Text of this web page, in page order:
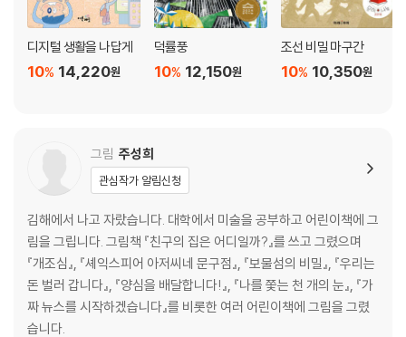
디지털 생활을 나답게
14,220원
10%
덕률풍
12,150원
10%
조선 비밀 마구간
10,350원
10%
그림 주성희
관심작가 알림신청
김해에서 나고 자랐습니다. 대학에서 미술을 공부하고 어린이책에 그
림을 그립니다. 그림책 『친구의 집은 어디일까?』를 쓰고 그렸으며
『개조심』, 『셰익스피어 아저씨네 문구점』, 『보물섬의 비밀』, 『우리는
돈 벌러 갑니다』, 『양심을 배달합니다!』, 『나를 쫓는 천 개의 눈』, 『가
짜 뉴스를 시작하겠습니다』를 비롯한 여러 어린이책에 그림을 그렸
습니다.